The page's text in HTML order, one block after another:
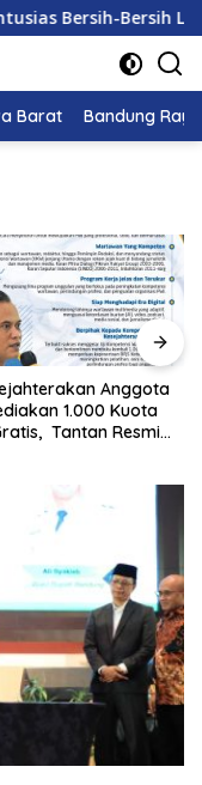
Bersih-Bersih
Barat Bandung Raya
Anggota
1.000 Kuota
Tantan Resmi